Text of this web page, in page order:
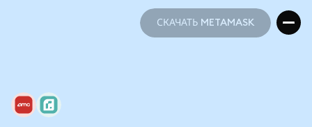
СКАЧАТЬ METAMASK